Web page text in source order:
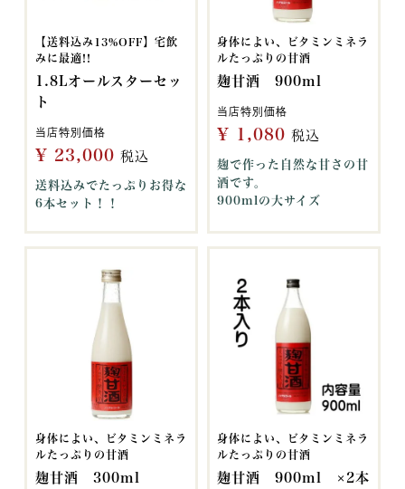
【送料込み13%OFF】宅飲
みに最適!!
1.8Lオールスターセッ
ト
当店特別価格
¥ 23,000 税込
送料込みでたっぷりお得な
6本セット！！
身体によい、ビタミンミネラ
ルたっぷりの甘酒
麹甘酒 900ml
当店特別価格
¥ 1,080 税込
麹で作った自然な甘さの甘
酒です。
900mlの大サイズ
身体によい、ビタミンミネラ
ルたっぷりの甘酒
麹甘酒 300ml
身体によい、ビタミンミネラ
ルたっぷりの甘酒
麹甘酒 900ml ×2本